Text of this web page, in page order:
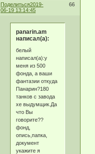
Поделиться 66
2019-
06-19 13:14:45
panarin.am
написал(а):
белый
написал(а):у
меня из 500
фонда, а ваши
фантазии откуда
Панарин?180
танков с завода
хе выдумщик.Да
что Вы
говорите??
фонд,
опись,папка,
документ
укажите я